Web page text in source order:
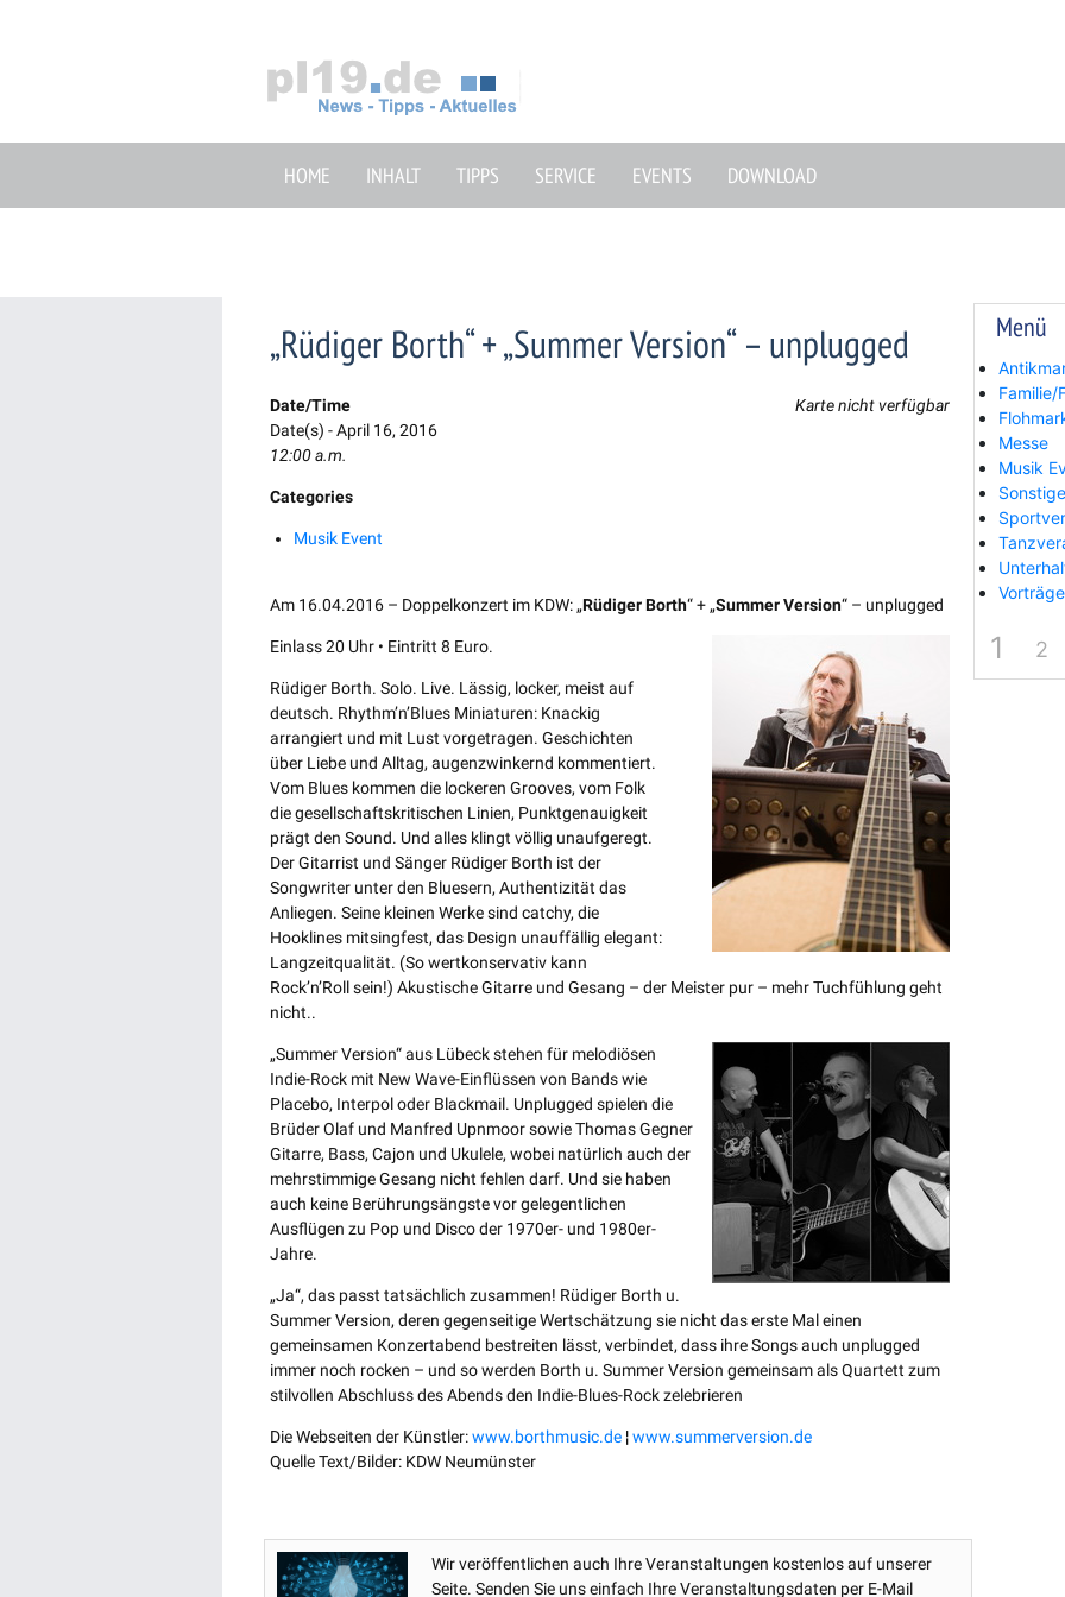
HOME INHALT TIPPS SERVICE EVENTS DOWNLOAD
„Rüdiger Borth“ + „Summer Version“ – unplugged
Karte nicht verfügbar
Date/Time
Date(s) - April 16, 2016
12:00 a.m.
Categories
Musik Event
Am 16.04.2016 – Doppelkonzert im KDW: „Rüdiger Borth“ + „Summer Version“ – unplugged
Einlass 20 Uhr • Eintritt 8 Euro.
Rüdiger Borth. Solo. Live. Lässig, locker, meist auf
deutsch. Rhythm’n’Blues Miniaturen: Knackig
arrangiert und mit Lust vorgetragen. Geschichten
über Liebe und Alltag, augenzwinkernd kommentiert.
Vom Blues kommen die lockeren Grooves, vom Folk
die gesellschaftskritischen Linien, Punktgenauigkeit
prägt den Sound. Und alles klingt völlig unaufgeregt.
Der Gitarrist und Sänger Rüdiger Borth ist der
Songwriter unter den Bluesern, Authentizität das
Anliegen. Seine kleinen Werke sind catchy, die
Hooklines mitsingfest, das Design unauffällig elegant:
Langzeitqualität. (So wertkonservativ kann
Rock’n’Roll sein!) Akustische Gitarre und Gesang – der Meister pur – mehr Tuchfühlung geht
nicht..
„Summer Version“ aus Lübeck stehen für melodiösen
Indie-Rock mit New Wave-Einflüssen von Bands wie
Placebo, Interpol oder Blackmail. Unplugged spielen die
Brüder Olaf und Manfred Upnmoor sowie Thomas Gegner
Gitarre, Bass, Cajon und Ukulele, wobei natürlich auch der
mehrstimmige Gesang nicht fehlen darf. Und sie haben
auch keine Berührungsängste vor gelegentlichen
Ausflügen zu Pop und Disco der 1970er- und 1980er-
Jahre.
„Ja“, das passt tatsächlich zusammen! Rüdiger Borth u.
Summer Version, deren gegenseitige Wertschätzung sie nicht das erste Mal einen
gemeinsamen Konzertabend bestreiten lässt, verbindet, dass ihre Songs auch unplugged
immer noch rocken – und so werden Borth u. Summer Version gemeinsam als Quartett zum
stilvollen Abschluss des Abends den Indie-Blues-Rock zelebrieren
Die Webseiten der Künstler:www.borthmusic.de ¦www.summerversion.de
Quelle Text/Bilder: KDW Neumünster
Menü
Familie/
Messe
Musik
Vorträge
1 2
Wir veröffentlichen auch Ihre Veranstaltungen kostenlos auf unserer
Seite. Senden Sie uns einfach Ihre Veranstaltungsdaten per E-Mail